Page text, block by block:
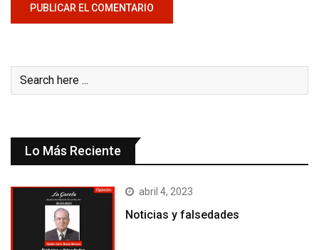
Lo Más Reciente
abril 4, 2023
Noticias y falsedades